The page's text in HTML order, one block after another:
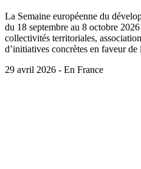
La Semaine européenne du
du 18 septembre au 8 octobre
collectivités territoriales,
d’initiatives concrètes en faveur de
29 avril 2026 - En France